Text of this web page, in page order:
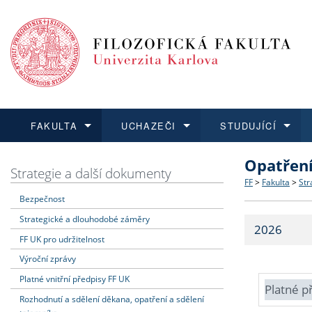
FAKULTA
Dozvědět se více
Struktura
Strategie
Fakultní
UCHAZEČI
Podat přihlášku
Co
Učitelské
STUDUJÍCÍ
Dozvědět se více
Dozvědět se více
O vědě a
Dozvědět se více
Aktuální
Strategie a další dokumenty
Bezpečnost
Strategické a dlouhodobé záměry
FF UK pro udržitelnost
Výroční zprávy
Platné vnitřní předpisy FF UK
Rozhodnutí a sdělení děkana, opatření a sdělení
FF > Fakulta >
2026
Platné